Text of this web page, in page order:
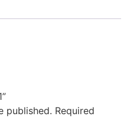
published. Required